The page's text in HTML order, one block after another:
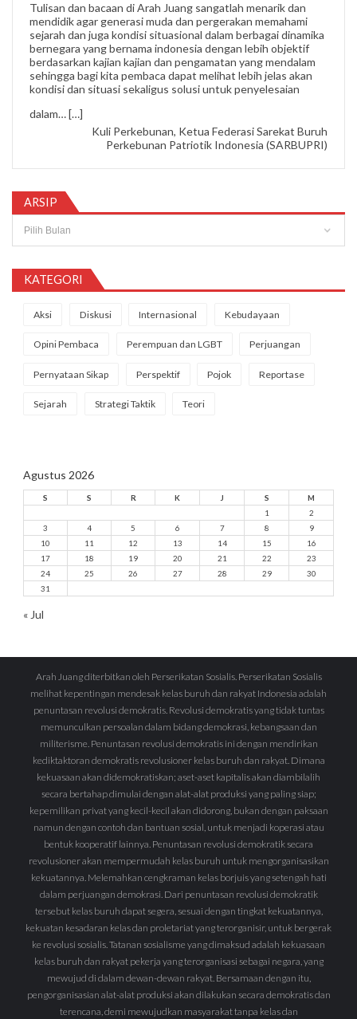
Tulisan dan bacaan di Arah Juang sangatlah menarik dan
mendidik agar generasi muda dan pergerakan memahami
sejarah dan juga kondisi situasional dalam berbagai dinamika
bernegara yang bernama indonesia dengan lebih objektif
berdasarkan kajian kajian dan pengamatan yang mendalam
sehingga bagi kita pembaca dapat melihat lebih jelas akan
kondisi dan situasi sekaligus solusi untuk penyelesaian
dalam…[…]
Kuli Perkebunan, Ketua Federasi Sarekat Buruh
Perkebunan Patriotik Indonesia (SARBUPRI)
ARSIP
KATEGORI
Aksi Diskusi Internasional Kebudayaan
Opini Pembaca Perempuan dan LGBT Perjuangan
Pernyataan Sikap Perspektif Pojok Reportase
Sejarah Strategi Taktik Teori
Agustus 2026
S S R K J S
M
1
2
3
4 5 6 7 8
9
10
11 12 13 14 15
16
17
18 19 20 21 22
23
24
25 26 27 28 29
30
31
« Jul
Arah Juang diterbitkan oleh Perserikatan Sosialis. Perserikatan Sosialis
melihat kepentingan mendesak kelas buruh dan rakyat Indonesia adalah
penuntasan revolusi demokratis. Revolusi demokratis yang tidak tuntas
memunculkan persoalan dalam bidang demokrasi, kebangsaan dan
militerisme. Penuntasan revolusi demokratis ini dengan mendirikan
kediktaktoran demokratis revolusioner kelas buruh dan rakyat. Dimana
kekuasaan akan didemokratiskan; aset-aset kapitalis akan diambilalih
secara bertahap dimulai dengan alat-alat produksi yang paling siap;
kepemilikan privat yang kecil-kecil akan didorong, bukan dengan paksaan
namun dengan contoh dan bantuan sosial, untuk menjadi koperasi atau
bentuk kooperatif lainnya. Penuntasan revolusi demokratik secara
revolusioner akan mempermudah kelas buruh untuk mengorganisasikan
kekuatannya. Melemahkan cengkraman kelas borjuis yang setengah hati
dalam perjuangan demokrasi. Dari penuntasan revolusi demokratik
tersebut kelas buruh dapat segera, sesuai dengan tingkat kekuatannya,
kekuatan kesadaran kelas dan proletariat yang terorganisir, untuk bergerak
ke revolusi sosialis. Tatanan sosialisme yang dimaksud adalah kekuasaan
kelas buruh dan rakyat pekerja yang terorganisasi sebagai negara, yang
mewujud di dalam dewan-dewan rakyat. Bersamaan dengan itu,
pengorganisasian alat-alat produksi akan dilakukan secara demokratis dan
terencana, demi mewujudkan masyarakat tanpa kelas dan